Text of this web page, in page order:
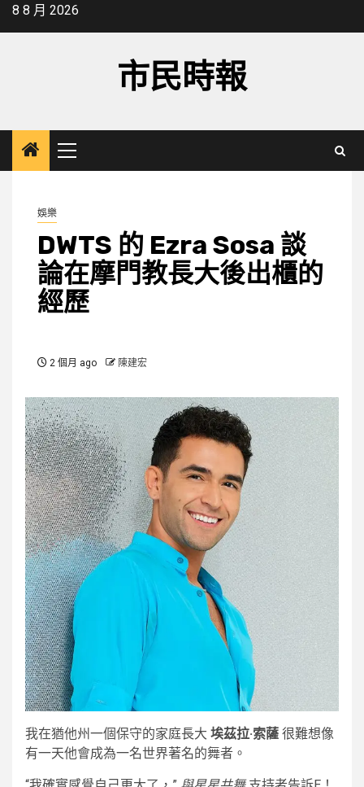
Skip8 8 月 2026
市民時報
Primary
Menu
娛樂
DWTS 的 Ezra Sosa 談
論在摩門教長大後出櫃的
經歷
2 個月 ago 陳建宏
我在猶他州一個保守的家庭長大 埃茲拉·索薩 很難想像
有一天他會成為一名世界著名的舞者。